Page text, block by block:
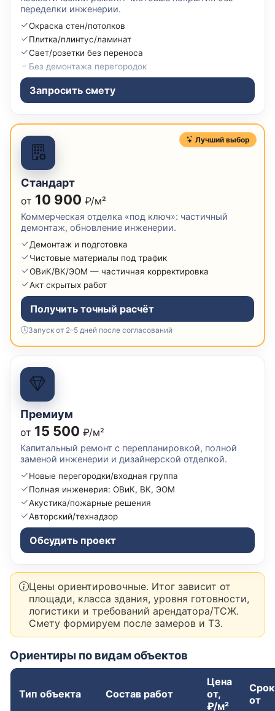
переделки инженерии.
Окраска стен/потолков
Плитка/плинтус/ламинат
Свет/розетки без переноса
Без демонтажа перегородок
Запросить смету
Лучший выбор
Стандарт
от 10 900 ₽/м²
Коммерческая отделка «под ключ»: частичный
демонтаж, обновление инженерии.
Демонтаж и подготовка
Чистовые материалы под трафик
ОВиК/ВК/ЭОМ — частичная корректировка
Акт скрытых работ
Получить точный расчёт
Запуск от 2–5 дней после согласований
Премиум
от 15 500 ₽/м²
Капитальный ремонт с перепланировкой, полной
заменой инженерии и дизайнерской отделкой.
Новые перегородки/входная группа
Полная инженерия: ОВиК, ВК, ЭОМ
Акустика/пожарные решения
Авторский/технадзор
Обсудить проект
Цены ориентировочные. Итог зависит от
площади, класса здания, уровня готовности,
логистики и требований арендатора/ТСЖ.
Смету формируем после замеров и ТЗ.
Ориентиры по видам объектов
Тип объекта Состав работ
Цена
от,
₽/м²
от